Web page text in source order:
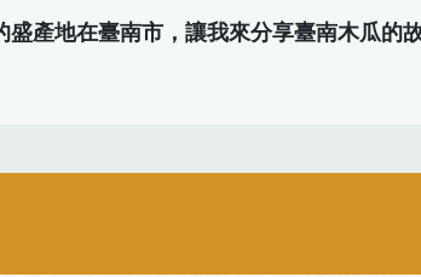
盛產地在臺南市，讓我來分享臺南木瓜的